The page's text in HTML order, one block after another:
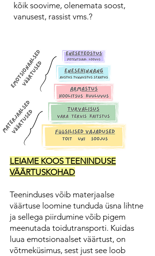
kõik soovime, olenemata soost,
vanusest, rassist vms.?
LEIAME KOOS TEENINDUSE
VÄÄRTUSKOHAD
Teeninduses võib materjaalse
väärtuse loomine tunduda üsna lihtne
ja sellega piirdumine võib pigem
meenutada toidutransporti. Kuidas
luua emotsionaalset väärtust, on
võtmeküsimus, sest just see loob